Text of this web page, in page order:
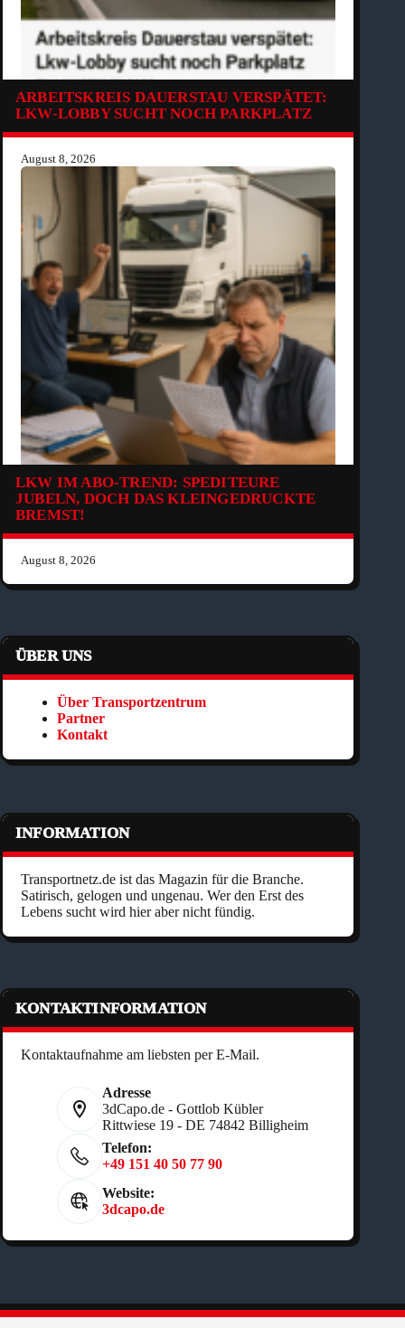
ARBEITSKREIS DAUERSTAU VERSPÄTET:
LKW-LOBBY SUCHT NOCH PARKPLATZ
August 8, 2026
LKW IM ABO-TREND: SPEDITEURE
JUBELN, DOCH DAS KLEINGEDRUCKTE
BREMST!
August 8, 2026
ÜBER UNS
Über Transportzentrum
Partner
Kontakt
INFORMATION
Transportnetz.de ist das Magazin für die Branche.
Satirisch, gelogen und ungenau. Wer den Erst des
Lebens sucht wird hier aber nicht fündig.
KONTAKTINFORMATION
Kontaktaufnahme am liebsten per E-Mail.
Adresse
3dCapo.de - Gottlob Kübler
Rittwiese 19 - DE 74842 Billigheim
Telefon:
+49 151 40 50 77 90
Website:
3dcapo.de